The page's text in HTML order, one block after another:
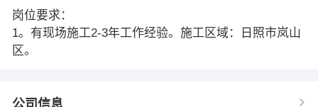
岗位要求：
1。有现场施工2-3年工作经验。施工区域：日照市岚山
区。